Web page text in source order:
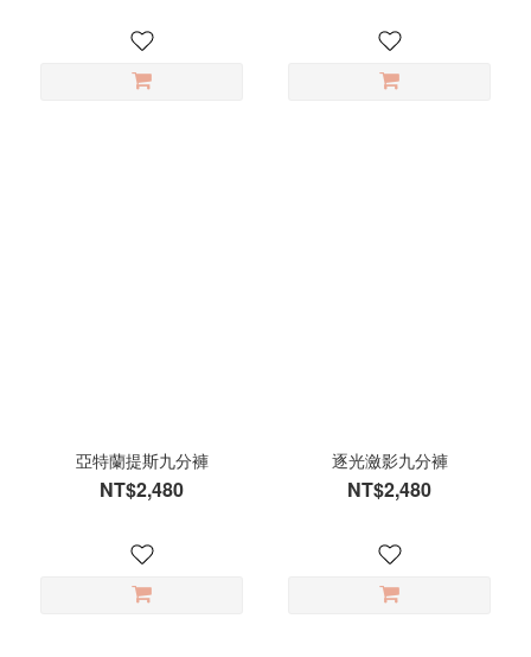
亞特蘭提斯九分褲
NT$2,480
逐光瀲影九分褲
NT$2,480